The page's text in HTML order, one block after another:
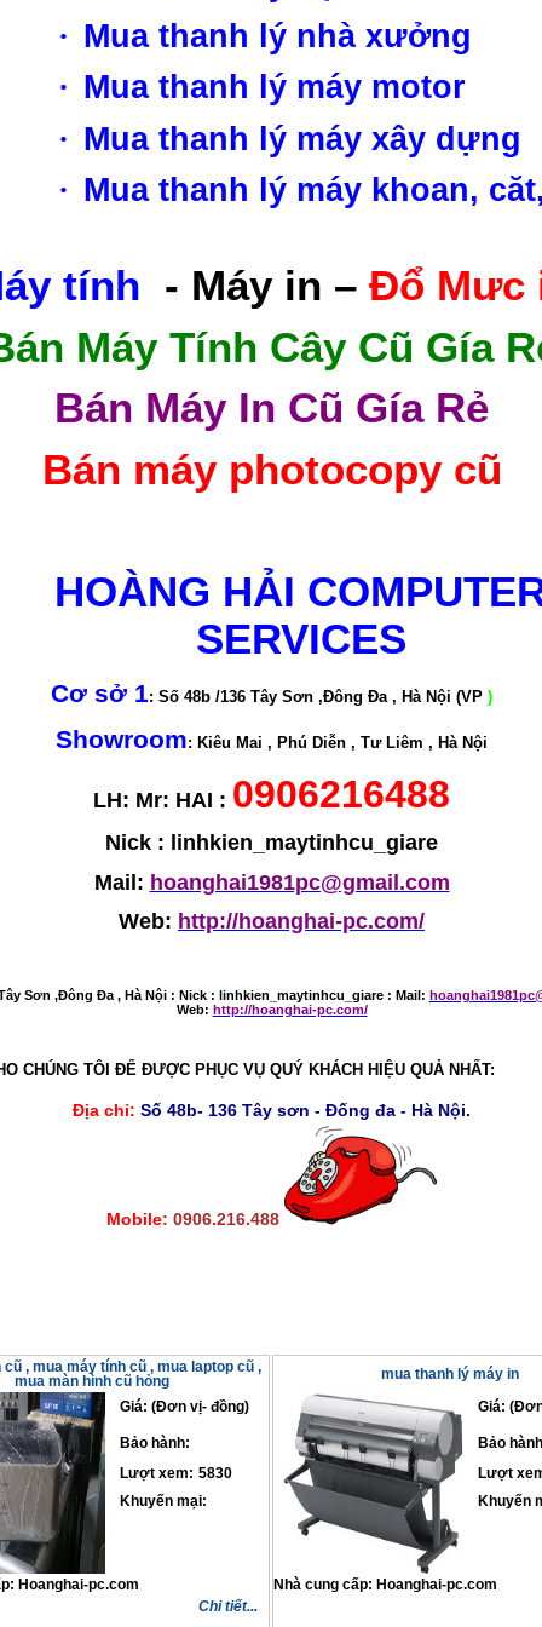
· Mua thanh lý nhà xưởng
· Mua thanh lý máy motor
· Mua thanh lý máy xây dựng
· Mua thanh lý máy khoan,
tính - Máy in – Đổ Mưc
Máy Tính Cây Cũ Gía
Bán Máy In Cũ Gía Rẻ
Bán máy photocopy cũ
HOÀNG HẢI
SERVICES
Cơ sở 1: Số 48b /136 Tây Sơn ,Đông Đa , Hà Nội (VP )
Showroom: Kiêu Mai , Phú Diễn , Tư Liêm , Hà Nội
LH: Mr: HAI : 0906216488
Nick : linhkien_maytinhcu_giare
Mail: hoanghai1981pc@gmail.com
Web: http://hoanghai-pc.com/
Sơn ,Đông Đa , Hà Nội : Nick : linhkien_maytinhcu_giare : Mail:
Web: http://hoanghai-pc.com/
CHÚNG TÔI ĐỂ ĐƯỢC PHỤC VỤ QUÝ KHÁCH HIỆU QUẢ NHẤT:
Địa chỉ: Số 48b- 136 Tây sơn - Đống đa - Hà Nội.
Mobile: 0906.216.488
cũ , mua máy tính cũ , mua laptop cũ ,
mua màn hình cũ hỏng
Giá: (Đơn vị- đồng)
Bảo hành:
Lượt xem: 5830
Khuyến mại:
Hoanghai-pc.com
Chi tiết...
mua thanh lý máy in
Giá:
Bảo
Lượt
Khuyến
Nhà cung cấp: Hoanghai-pc.com